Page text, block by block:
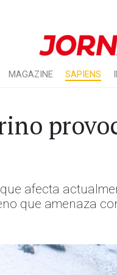
MAGAZINE SAPIENS
afecta
que amenaza